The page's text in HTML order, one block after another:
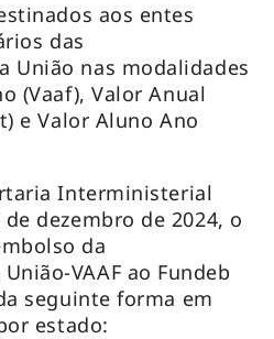
aos entes
das
União nas modalidades
(Vaaf), Valor Anual
e Valor Aluno Ano
Interministerial
de dezembro de 2024, o
da
VAAF ao Fundeb
seguinte forma em
estado: